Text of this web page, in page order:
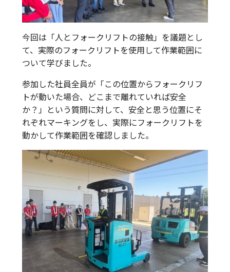
今回は「人とフォークリフトの接触」を議題とし
て、実際のフォークリフトを使用して作業範囲に
ついて学びました。
参加した社員全員が「この位置からフォークリフ
トが動いた場合、どこまで離れていれば安全
か？」という質問に対して、安全と思う位置にそ
れぞれマーキングをし、実際にフォークリフトを
動かして作業範囲を確認しました。